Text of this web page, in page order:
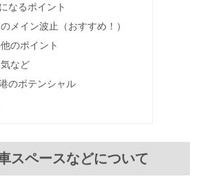
なるポイント
メイン波止（おすすめ！）
のポイント
など
のポテンシャル
スペースなどについて